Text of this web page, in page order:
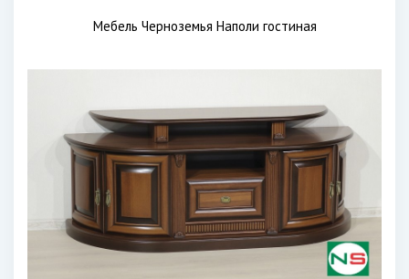
Мебель Черноземья Наполи гостиная